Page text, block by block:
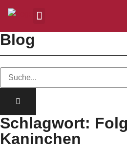
Blog
Schlagwort:
Kaninchen